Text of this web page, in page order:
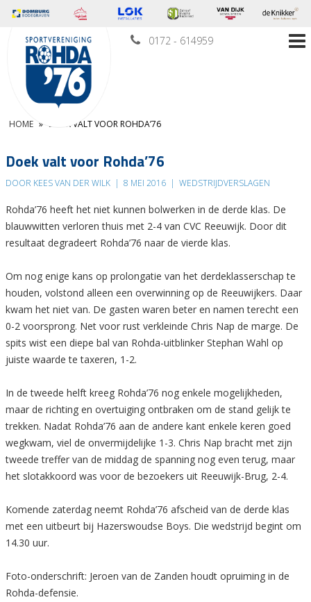
0172 - 614959
HOME » DOEK VALT VOOR ROHDA’76
Doek valt voor Rohda’76
DOOR KEES VAN DER WILK | 8 MEI 2016 | WEDSTRIJDVERSLAGEN
Rohda’76 heeft het niet kunnen bolwerken in de derde klas. De
blauwwitten verloren thuis met 2-4 van CVC Reeuwijk. Door dit
resultaat degradeert Rohda’76 naar de vierde klas.
Om nog enige kans op prolongatie van het derdeklasserschap te
houden, volstond alleen een overwinning op de Reeuwijkers. Daar
kwam het niet van. De gasten waren beter en namen terecht een
0-2 voorsprong. Net voor rust verkleinde Chris Nap de marge. De
spits wist een diepe bal van Rohda-uitblinker Stephan Wahl op
juiste waarde te taxeren, 1-2.
In de tweede helft kreeg Rohda’76 nog enkele mogelijkheden,
maar de richting en overtuiging ontbraken om de stand gelijk te
trekken. Nadat Rohda’76 aan de andere kant enkele keren goed
wegkwam, viel de onvermijdelijke 1-3. Chris Nap bracht met zijn
tweede treffer van de middag de spanning nog even terug, maar
het slotakkoord was voor de bezoekers uit Reeuwijk-Brug, 2-4.
Komende zaterdag neemt Rohda’76 afscheid van de derde klas
met een uitbeurt bij Hazerswoudse Boys. Die wedstrijd begint om
14.30 uur.
Foto-onderschrift: Jeroen van de Zanden houdt opruiming in de
Rohda-defensie.